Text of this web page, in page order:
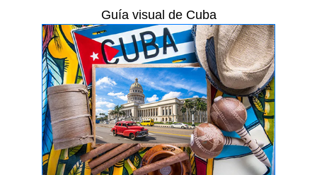
Guía visual de Cuba